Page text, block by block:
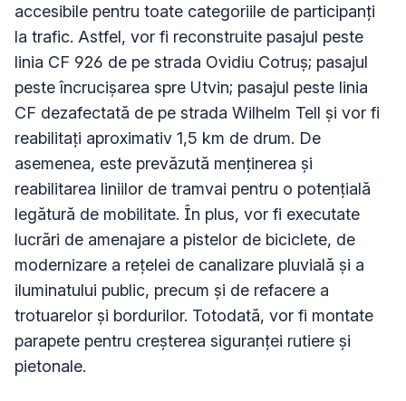
accesibile pentru toate categoriile de participanți
la trafic. Astfel, vor fi reconstruite pasajul peste
linia CF 926 de pe strada Ovidiu Cotruș; pasajul
peste încrucișarea spre Utvin; pasajul peste linia
CF dezafectată de pe strada Wilhelm Tell și vor fi
reabilitați aproximativ 1,5 km de drum. De
asemenea, este prevăzută menținerea și
reabilitarea liniilor de tramvai pentru o potențială
legătură de mobilitate. În plus, vor fi executate
lucrări de amenajare a pistelor de biciclete, de
modernizare a rețelei de canalizare pluvială și a
iluminatului public, precum și de refacere a
trotuarelor și bordurilor. Totodată, vor fi montate
parapete pentru creșterea siguranței rutiere și
pietonale.